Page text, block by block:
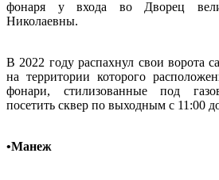
фонаря у входа во Дворец
Николаевны.
В 2022 году распахнул свои ворота
на территории которого
фонари, стилизованные под
посетить сквер по выходным с 11:00
•Манеж